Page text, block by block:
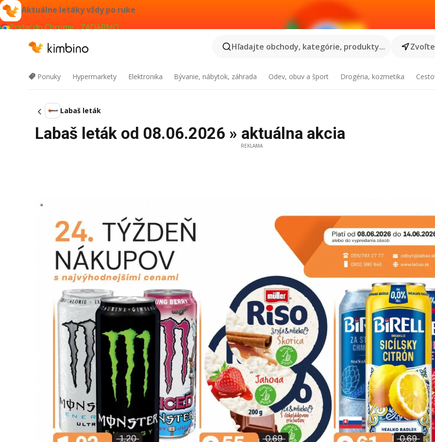
Aktuálne letáky vždy po ruke
Pridať do Chrome - ZADARMO
Hľadajte obchody, kategórie, produkty...
Ponuky Hypermarkety Elektronika Bývanie, nábytok, záhrada Odev, obuv a šport Drogéria, kozmetika
Labaš leták
Labaš leták od 08.06.2026 » aktuálna akcia
REKLAMA